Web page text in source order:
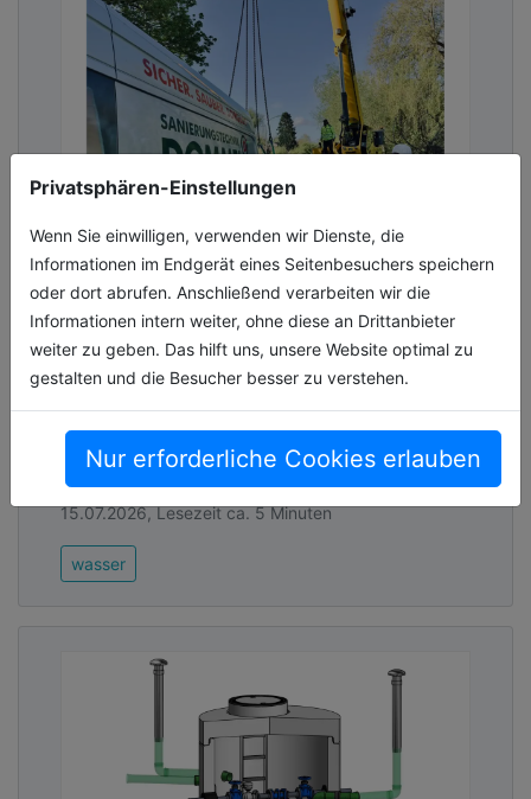
Privatsphären-Einstellungen
Wenn Sie einwilligen, verwenden wir Dienste, die
Informationen im Endgerät eines Seitenbesuchers speichern
oder dort abrufen. Anschließend verarbeiten wir die
Informationen intern weiter, ohne diese an Drittanbieter
weiter zu geben. Das hilft uns, unsere Website optimal zu
gestalten und die Besucher besser zu verstehen.
Nur erforderliche Cookies erlauben
Maßgefertigtes Schachtsystem in
Großdimension
Das stark geschädigte Bestandsbauwerk und
der sensible Standort in Gewässernähe
machten die Sanierung eines
großdimensionierten Abwasserschachts im
nordrhein-we[...]
15.07.2026, Lesezeit ca. 5 Minuten
wasser